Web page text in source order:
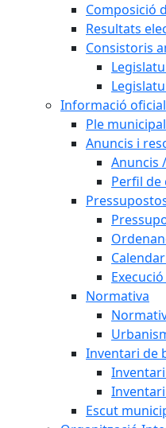
Composició
Resultats
Consistoris
Informació oficial
Ple municipal
Anuncis i
Anuncis
Perfil
Normativa
Inventari de
Escut